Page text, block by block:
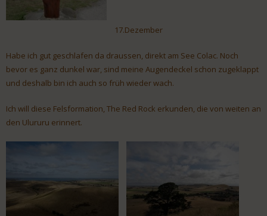
17.Dezember
Habe ich gut geschlafen da draussen, direkt am See Colac. Noch
bevor es ganz dunkel war, sind meine Augendeckel schon zugeklappt
und deshalb bin ich auch so früh wieder wach.
Ich will diese Felsformation, The Red Rock erkunden, die von weiten an
den Ulururu erinnert.